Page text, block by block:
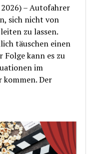
– Autofahrer
sich nicht von
zu lassen.
täuschen einen
Folge kann es zu
im
kommen. Der